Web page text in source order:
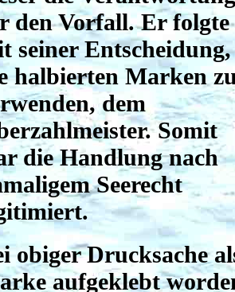
den Vorfall. Er folgte
seiner Entscheidung,
halbierten Marken
dem
Somit
die Handlung nach
Seerecht
obiger Drucksache
aufgeklebt